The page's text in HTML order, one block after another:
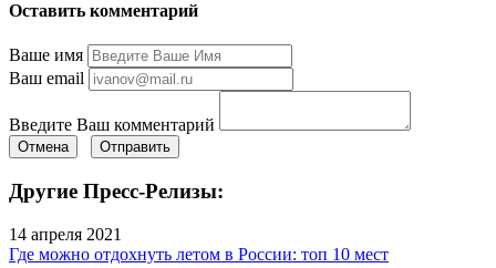
Оставить комментарий
Ваше имя
Ваш email
Введите Ваш комментарий
Отмена Отправить
Другие Пресс-Релизы:
14 апреля 2021
Где можно отдохнуть летом в России: топ 10 мест